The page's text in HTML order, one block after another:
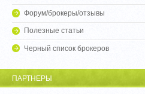
Форум/брокеры/отзывы
Полезные статьи
Черный список брокеров
ПАРТНЕРЫ